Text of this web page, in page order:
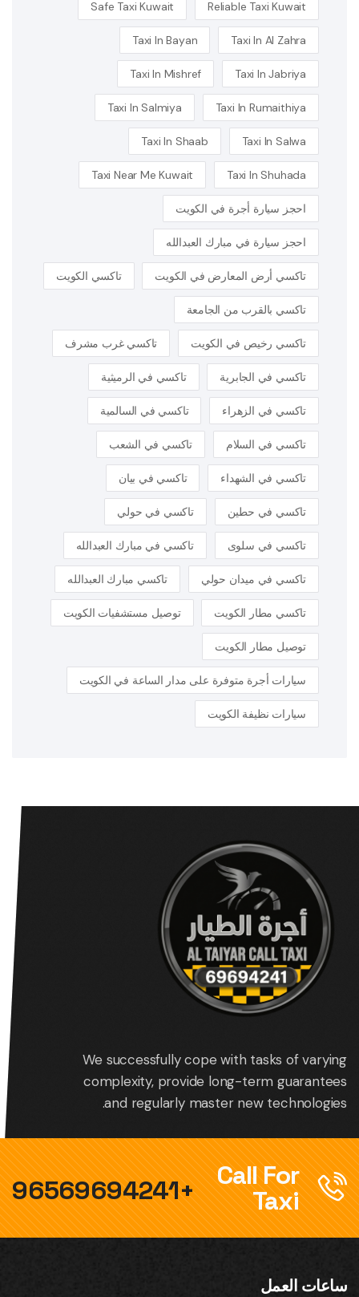
Reliable Taxi Kuwait
Safe Taxi Kuwait
Taxi In Al Zahra
Taxi In Bayan
Taxi In Jabriya
Taxi In Mishref
Taxi In Rumaithiya
Taxi In Salmiya
Taxi In Salwa
Taxi In Shaab
Taxi In Shuhada
Taxi Near Me Kuwait
احجز سيارة أجرة في الكويت
احجز سيارة في مبارك العبدالله
تاكسي أرض المعارض في الكويت تاكسي الكويت
تاكسي بالقرب من الجامعة
تاكسي رخيص في الكويت تاكسي غرب مشرف
تاكسي في الجابرية تاكسي في الرميثية
تاكسي في الزهراء تاكسي في السالمية
تاكسي في السلام تاكسي في الشعب
تاكسي في الشهداء تاكسي في بيان
تاكسي في حطين تاكسي في حولي
تاكسي في سلوى تاكسي في مبارك العبدالله
تاكسي في ميدان حولي تاكسي مبارك العبدالله
تاكسي مطار الكويت توصيل مستشفيات الكويت
توصيل مطار الكويت
سيارات أجرة متوفرة على مدار الساعة في الكويت
سيارات نظيفة الكويت
We successfully cope with tasks of varying
complexity, provide long-term guarantees
and regularly master new technologies.
Call For
Taxi
+96569694241
ساعات العمل